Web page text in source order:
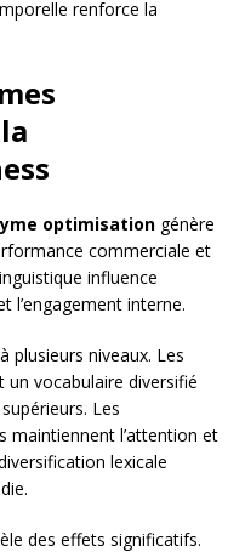
renforce la
optimisation génère
commerciale et
influence
l’engagement interne.
plusieurs niveaux. Les
vocabulaire diversifié
Les
maintiennent l’attention et
lexicale
des effets significatifs.